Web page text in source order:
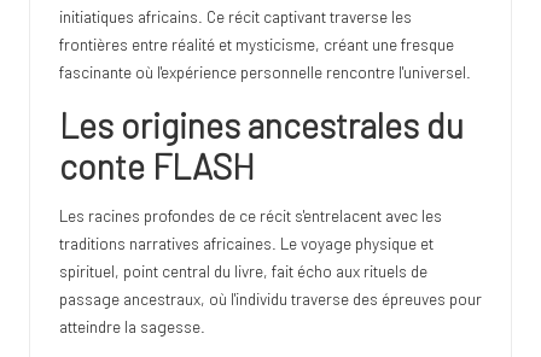
initiatiques africains. Ce récit captivant traverse les
frontières entre réalité et mysticisme, créant une fresque
fascinante où l'expérience personnelle rencontre l'universel.
Les origines ancestrales du
conte FLASH
Les racines profondes de ce récit s'entrelacent avec les
traditions narratives africaines. Le voyage physique et
spirituel, point central du livre, fait écho aux rituels de
passage ancestraux, où l'individu traverse des épreuves pour
atteindre la sagesse.